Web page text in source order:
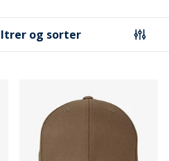
og sorter